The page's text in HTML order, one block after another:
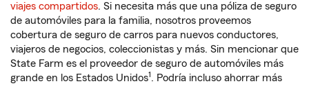
viajes compartidos. Si necesita más que una póliza de seguro
de automóviles para la familia, nosotros proveemos
cobertura de seguro de carros para nuevos conductores,
viajeros de negocios, coleccionistas y más. Sin mencionar que
State Farm es el proveedor de seguro de automóviles más
grande en los Estados Unidos1. Podría incluso ahorrar más